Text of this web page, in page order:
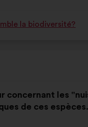
la biodiversité?
concernant les
de ces espèces.